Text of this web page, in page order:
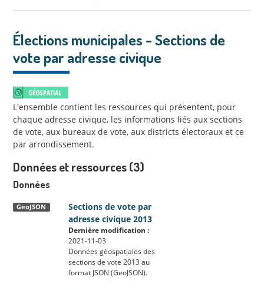
Élections municipales - Sections de
vote par adresse civique
L'ensemble contient les ressources qui présentent, pour
chaque adresse civique, les informations liés aux sections
de vote, aux bureaux de vote, aux districts électoraux et ce
par arrondissement.
Données et ressources (3)
Données
Sections de vote par
adresse civique 2013
GeoJSON
Dernière modification :
2021-11-03
Données géospatiales des
sections de vote 2013 au
format JSON (GeoJSON).